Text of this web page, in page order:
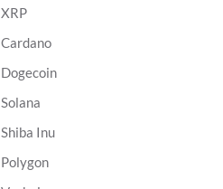
XRP
Cardano
Dogecoin
Solana
Shiba Inu
Polygon